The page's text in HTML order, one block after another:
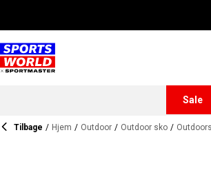
Sale
Tilbage / Hjem / Outdoor / Outdoor sko /